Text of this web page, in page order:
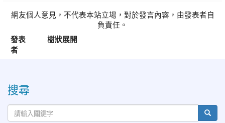
網友個人意見，不代表本站立場，對於發言內容，由發表者自
負責任。
發表
者
樹狀展開
搜尋